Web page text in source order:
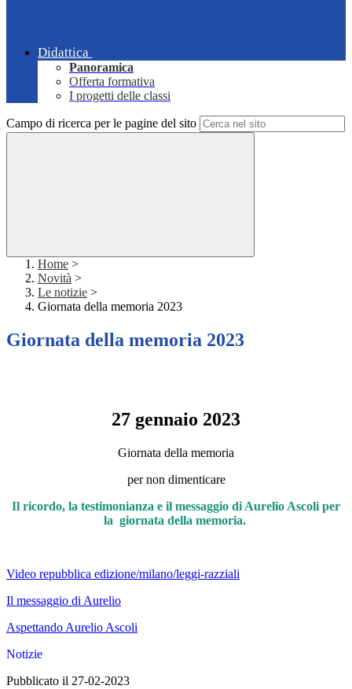
Didattica
Panoramica
Offerta formativa
I progetti delle classi
Campo di ricerca per le pagine del sito
Home >
Novità >
Le notizie >
Giornata della memoria 2023
Giornata della memoria 2023
27 gennaio 2023
Giornata della memoria
per non dimenticare
Il ricordo, la testimonianza e il messaggio di Aurelio Ascoli per
la giornata della memoria.
Video repubblica edizione/milano/leggi-razziali
Il messaggio di Aurelio
Aspettando Aurelio Ascoli
Notizie
Pubblicato il 27-02-2023